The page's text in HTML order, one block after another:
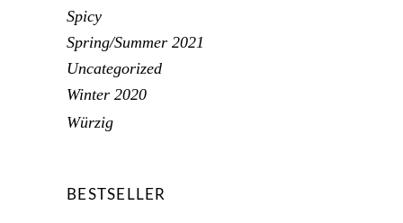
Spicy
Spring/Summer 2021
Uncategorized
Winter 2020
Würzig
BESTSELLER